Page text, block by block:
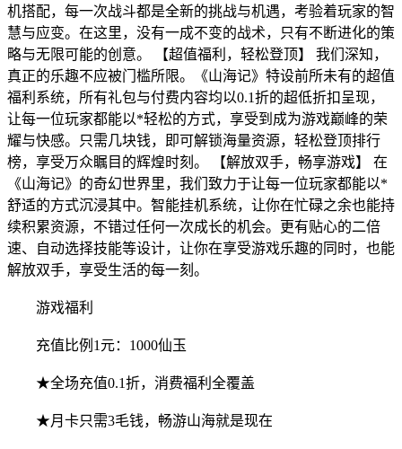
机搭配，每一次战斗都是全新的挑战与机遇，考验着玩家的智
慧与应变。在这里，没有一成不变的战术，只有不断进化的策
略与无限可能的创意。 【超值福利，轻松登顶】 我们深知，
真正的乐趣不应被门槛所限。《山海记》特设前所未有的超值
福利系统，所有礼包与付费内容均以0.1折的超低折扣呈现，
让每一位玩家都能以*轻松的方式，享受到成为游戏巅峰的荣
耀与快感。只需几块钱，即可解锁海量资源，轻松登顶排行
榜，享受万众瞩目的辉煌时刻。 【解放双手，畅享游戏】 在
《山海记》的奇幻世界里，我们致力于让每一位玩家都能以*
舒适的方式沉浸其中。智能挂机系统，让你在忙碌之余也能持
续积累资源，不错过任何一次成长的机会。更有贴心的二倍
速、自动选择技能等设计，让你在享受游戏乐趣的同时，也能
解放双手，享受生活的每一刻。
游戏福利
充值比例1元：1000仙玉
★全场充值0.1折，消费福利全覆盖
★月卡只需3毛钱，畅游山海就是现在